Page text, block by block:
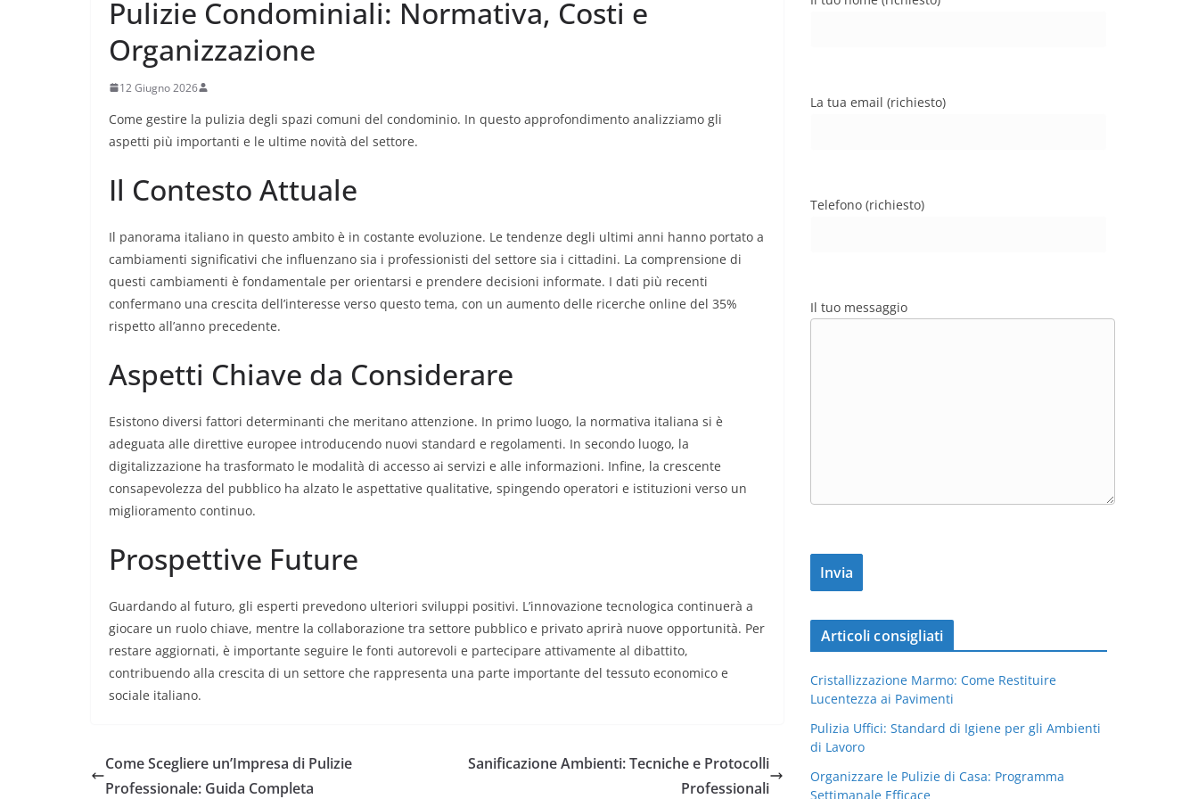
Pulizie Condominiali: Normativa, Costi e
Organizzazione
12 Giugno 2026
Come gestire la pulizia degli spazi comuni del condominio. In questo approfondimento analizziamo gli
aspetti più importanti e le ultime novità del settore.
Il Contesto Attuale
Il panorama italiano in questo ambito è in costante evoluzione. Le tendenze degli ultimi anni hanno portato a
cambiamenti significativi che influenzano sia i professionisti del settore sia i cittadini. La comprensione di
questi cambiamenti è fondamentale per orientarsi e prendere decisioni informate. I dati più recenti
confermano una crescita dell’interesse verso questo tema, con un aumento delle ricerche online del 35%
rispetto all’anno precedente.
Aspetti Chiave da Considerare
Esistono diversi fattori determinanti che meritano attenzione. In primo luogo, la normativa italiana si è
adeguata alle direttive europee introducendo nuovi standard e regolamenti. In secondo luogo, la
digitalizzazione ha trasformato le modalità di accesso ai servizi e alle informazioni. Infine, la crescente
consapevolezza del pubblico ha alzato le aspettative qualitative, spingendo operatori e istituzioni verso un
miglioramento continuo.
Prospettive Future
Guardando al futuro, gli esperti prevedono ulteriori sviluppi positivi. L’innovazione tecnologica continuerà a
giocare un ruolo chiave, mentre la collaborazione tra settore pubblico e privato aprirà nuove opportunità. Per
restare aggiornati, è importante seguire le fonti autorevoli e partecipare attivamente al dibattito,
contribuendo alla crescita di un settore che rappresenta una parte importante del tessuto economico e
sociale italiano.
Come Scegliere un’Impresa di Pulizie
Professionale: Guida Completa
Sanificazione Ambienti: Tecniche e Protocolli
Professionali
La tua email (richiesto)
Telefono (richiesto)
Il tuo messaggio
Articoli consigliati
Cristallizzazione Marmo: Come Restituire
Lucentezza ai Pavimenti
Pulizia Uffici: Standard di Igiene per gli Ambienti
di Lavoro
Organizzare le Pulizie di Casa: Programma
Settimanale Efficace